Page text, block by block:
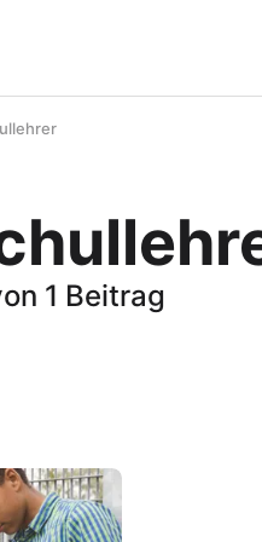
1 Beitrag